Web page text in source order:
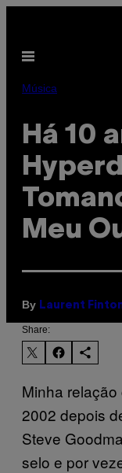
content
Open
Música
Há 10
Meu
By Laurent
Share:
Minha
2002 depois
Steve
selo e por